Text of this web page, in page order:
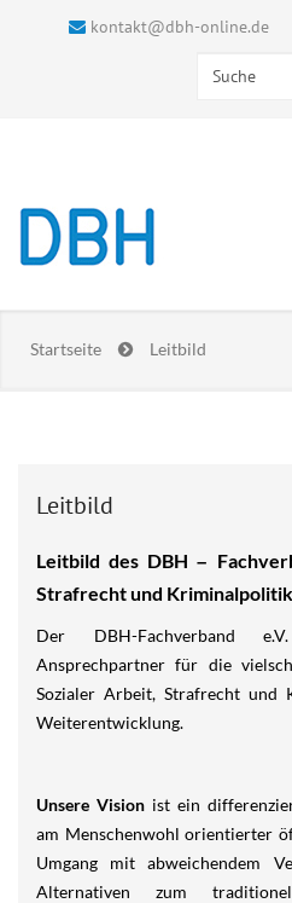
kontakt@dbh-online.de
Search this
Startseite Leitbild
Leitbild
Leitbild des DBH–
Strafrecht und Kriminalpolitik
Der DBH-Fachverband
Ansprechpartner für die
Sozialer Arbeit, Strafrecht und
Weiterentwicklung.
Unsere Vision ist ein
am Menschenwohl orientierter
Umgang mit abweichendem
Alternativen zum